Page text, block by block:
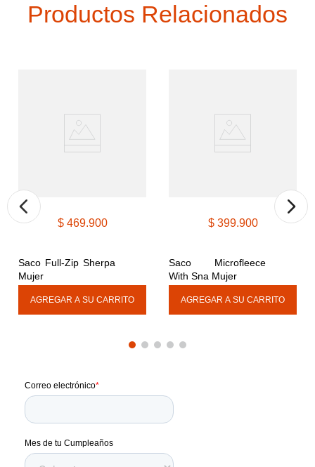
Productos Relacionados
$ 469.900
Saco Full-Zip Sherpa
Mujer
$ 399.900
Saco Microfleece
With Sna Mujer